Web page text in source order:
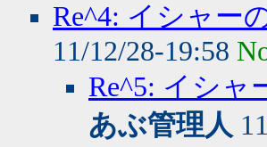
Re^4: イシャー
11/12/28-19:58
Re^5: イシャ
あぶ管理人